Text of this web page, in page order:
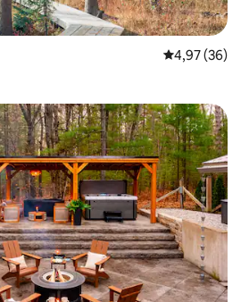
4,97 ud af 5 i
4,97 (36)